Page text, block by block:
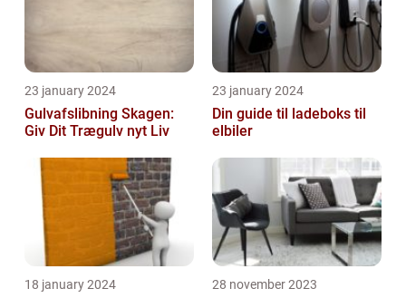
23 january 2024
Gulvafslibning Skagen:
Giv Dit Trægulv nyt Liv
23 january 2024
Din guide til ladeboks til
elbiler
18 january 2024 28 november 2023